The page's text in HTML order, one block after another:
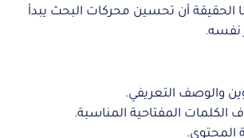
الحقيقة أن تحسين محركات البحث يبدأ
نفسه.
والوصف التعريفي.
الكلمات المفتاحية المناسبة.